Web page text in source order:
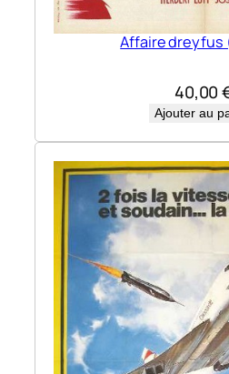
Affaire dreyfus
40,00
Ajouter au